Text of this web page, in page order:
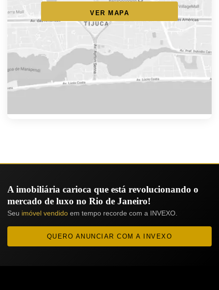
VER MAPA
A imobiliária carioca que está revolucionando o
mercado de luxo no Rio de Janeiro!
Seu imóvel vendido em tempo recorde com a INVEXO.
QUERO ANUNCIAR COM A INVEXO